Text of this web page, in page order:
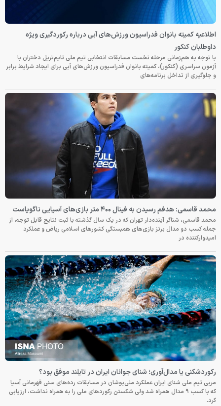
اطلاعیه کمیته بانوان فدراسیون ورزش‌های آبی درباره رکوردگیری ویژه
داوطلبان کنکور
با توجه به هم‌زمانی مرحله نخست مسابقات انتخابی تیم ملی تایم‌تریل دختران با
آزمون سراسری (کنکور)، کمیته بانوان فدراسیون ورزش‌های آبی برای ایجاد شرایط برابر
و جلوگیری از تداخل برنامه‌های
محمد قاسمی: هدفم رسیدن به فینال ۴۰۰ متر بازی‌های آسیایی ناگویاست
محمد قاسمی، شناگر آینده‌دار تهران که در یک سال گذشته با ثبت نتایج قابل توجه، از
جمله کسب دو مدال برنز بازی‌های همبستگی کشورهای اسلامی ریاض و عملکرد
امیدوارکننده در
رکوردشکنی یا مدال‌آوری؛ شنای جوانان ایران در تایلند موفق بود؟
مربی تیم ملی شنای ایران عملکرد ملی‌پوشان در مسابقات رده‌های سنی قهرمانی آسیا
که با کسب ۹ مدال همراه شد ولی شکستن رکوردهای ملی را به همراه نداشت، ارزیابی
کرد.